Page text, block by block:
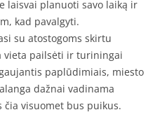
laisvai planuoti savo laiką ir
kad pavalgyti.
su atostogoms skirtu
vieta pailsėti ir turiningai
paplūdimiais, miesto
dažnai vadinama
visuomet bus puikus.